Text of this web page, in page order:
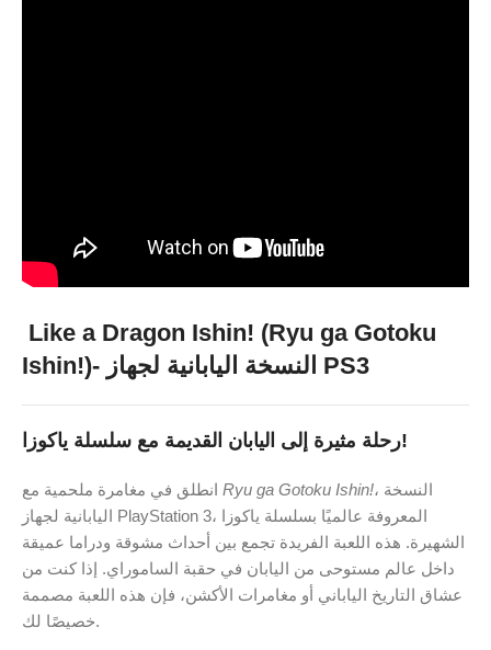
Like a Dragon Ishin! (Ryu ga Gotoku
Ishin!)- النسخة اليابانية لجهاز PS3
رحلة مثيرة إلى اليابان القديمة مع سلسلة ياكوزا!
Ryu ga Gotoku Ishin!، النسخة
اليابانية لجهاز PlayStation 3، المعروفة عالميًا بسلسلة ياكوزا
الشهيرة. هذه اللعبة الفريدة تجمع بين أحداث مشوقة ودراما عميقة
داخل عالم مستوحى من اليابان في حقبة الساموراي. إذا كنت من
عشاق التاريخ الياباني أو مغامرات الأكشن، فإن هذه اللعبة مصممة
خصيصًا لك.